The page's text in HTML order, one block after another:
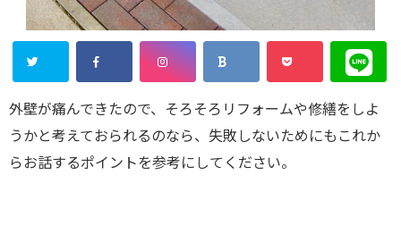
外壁が痛んできたので、そろそろリフォームや修繕をしよ
うかと考えておられるのなら、失敗しないためにもこれか
らお話するポイントを参考にしてください。